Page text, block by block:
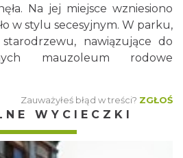
Na jej miejsce wzniesiono
w stylu secesyjnym. W parku,
nawiązujące do
mauzoleum rodowe
Zauważyłeś błąd w treści? ZGŁOŚ
WYCIECZKI